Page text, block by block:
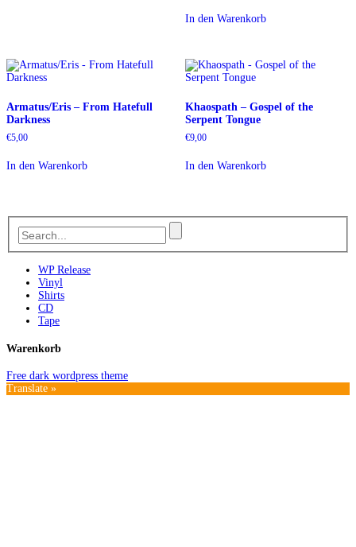
In den Warenkorb
Armatus/Eris – From Hatefull
Darkness
€5,00
In den Warenkorb
Khaospath – Gospel of the
Serpent Tongue
€9,00
In den Warenkorb
WP Release
Vinyl
Shirts
CD
Tape
Warenkorb
Free dark wordpress theme
Translate »